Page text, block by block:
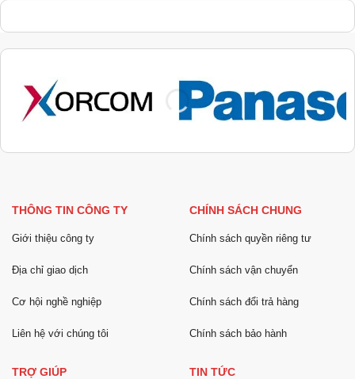
THÔNG TIN CÔNG TY
Giới thiệu công ty
Địa chỉ giao dịch
Cơ hội nghề nghiệp
Liên hệ với chúng tôi
CHÍNH SÁCH CHUNG
Chính sách quyền riêng tư
Chính sách vận chuyển
Chính sách đổi trả hàng
Chính sách bảo hành
TRỢ GIÚP TIN TỨC